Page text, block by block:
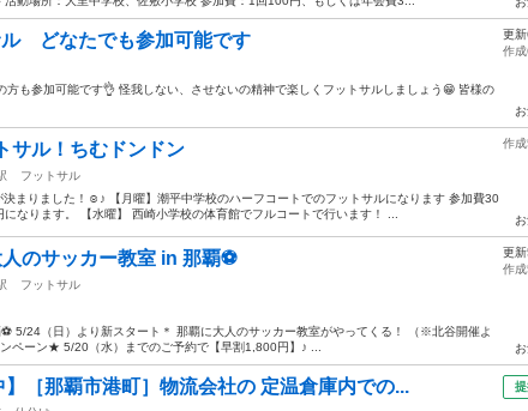
どなたでも参加可能です
方も参加可能です👌 怪我しない、させないの精神で楽しくフットサルしましょう😁 皆様の
更
作
サル！ちむドンドン
フットサル
まりました！☺️♪ 【月曜】潮平中学校のハーフコートでのフットサルになります 参加費30
なります。 【水曜】 西崎小学校の体育館でフルコートで行います！ ...
作
のサッカー教室 in 那覇⚽️
フットサル
5/24（日）より新スタート＊ 那覇に大人のサッカー教室がやってくる！ （※北谷開催よ
ペーン★ 5/20（水）までのご予約で【早割1,800円】♪ ...
更
作
】［那覇市港町］物流会社の 定温倉庫内での...